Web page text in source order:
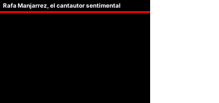
Rafa Manjarrez, el cantautor sentimental